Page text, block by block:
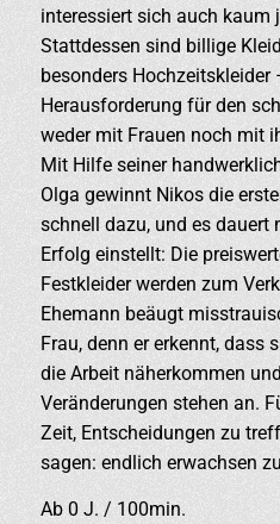
interessiert sich auch kaum
Stattdessen sind billige
besonders Hochzeitskleider
Herausforderung für den
weder mit Frauen noch mit
Mit Hilfe seiner
Olga gewinnt Nikos die
schnell dazu, und es dauert
Erfolg einstellt: Die
Festkleider werden zum
Ehemann beäugt
Frau, denn er erkennt, dass
die Arbeit näherkommen
Veränderungen stehen an.
Zeit, Entscheidungen zu
sagen: endlich erwachsen
Ab 0 J. / 100min.